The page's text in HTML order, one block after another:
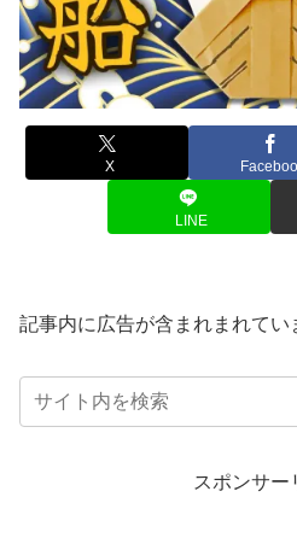
X
LINE
記事内に広告が含まれまれてい
スポンサー